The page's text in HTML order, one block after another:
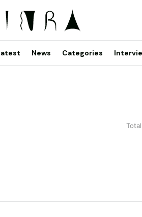
News Categories